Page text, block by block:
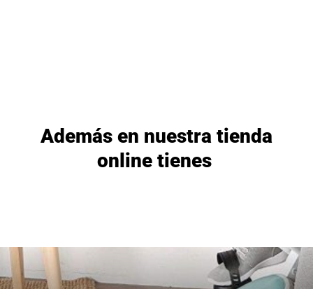
Además en nuestra tienda
online tienes